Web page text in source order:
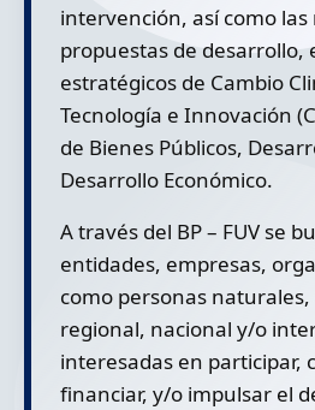
intervención, así como las
propuestas de desarrollo,
estratégicos de Cambio
Tecnología e Innovación
de Bienes Públicos,
Desarrollo Económico.
A través del BP – FUV se
entidades, empresas,
como personas naturales,
regional, nacional y/o
interesadas en participar,
financiar, y/o impulsar el